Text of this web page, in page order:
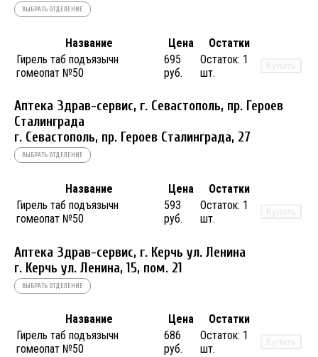
ВЫБРАТЬ ОТДЕЛЕНИЕ
Название Цена
Остатки
Гирель таб подъязычн
гомеопат №50
695
руб.
Остаток: 1
шт.
Купить
Аптека Здрав-сервис, г. Севастополь, пр. Героев
Сталинграда
г. Севастополь, пр. Героев Сталинграда, 27
ВЫБРАТЬ ОТДЕЛЕНИЕ
Название Цена
Остатки
Гирель таб подъязычн
гомеопат №50
593
руб.
Остаток: 1
шт.
Купить
Аптека Здрав-сервис, г. Керчь ул. Ленина
г. Керчь ул. Ленина, 15, пом. 21
ВЫБРАТЬ ОТДЕЛЕНИЕ
Название Цена
Остатки
Гирель таб подъязычн
гомеопат №50
686
руб.
Остаток: 1
шт.
Купить